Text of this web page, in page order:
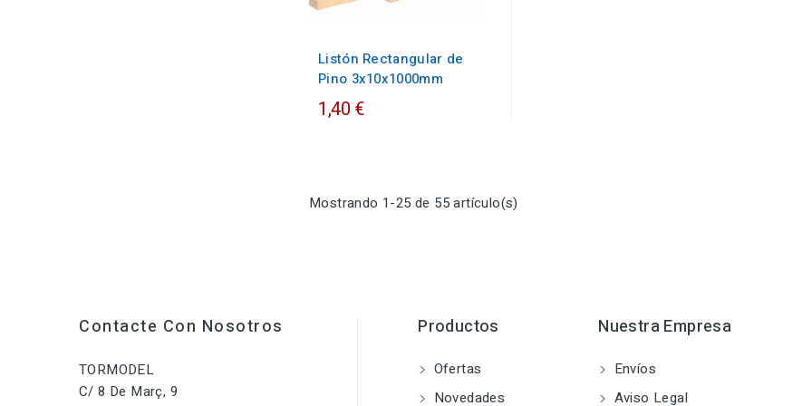
Listón Rectangular de
Pino 3x10x1000mm
1,40 €
Mostrando 1-25 de 55 artículo(s)
Contacte Con Nosotros
TORMODEL
C/ 8 De Març, 9
Productos
Ofertas
Novedades
Nuestra Empresa
Envíos
Aviso Legal